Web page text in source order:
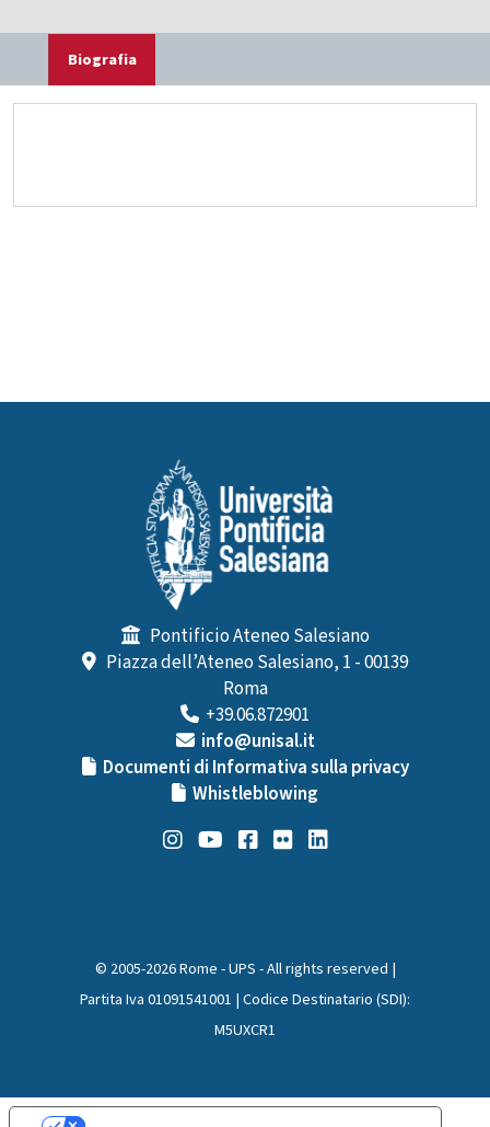
Biografia
Pontificio Ateneo Salesiano
Piazza dell’Ateneo Salesiano, 1 - 00139
Roma
+39.06.872901
info@unisal.it
Documenti di Informativa sulla privacy
Whistleblowing
© 2005-2026 Rome - UPS - All rights reserved |
Partita Iva 01091541001 | Codice Destinatario (SDI):
M5UXCR1